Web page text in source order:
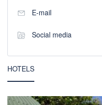
E-mail
Social media
HOTELS